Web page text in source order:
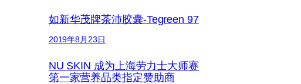
如新华茂牌茶沛胶囊-Tegreen 97
2019年8月23日
NU SKIN 成为上海劳力士大师赛
第一家营养品类指定赞助商